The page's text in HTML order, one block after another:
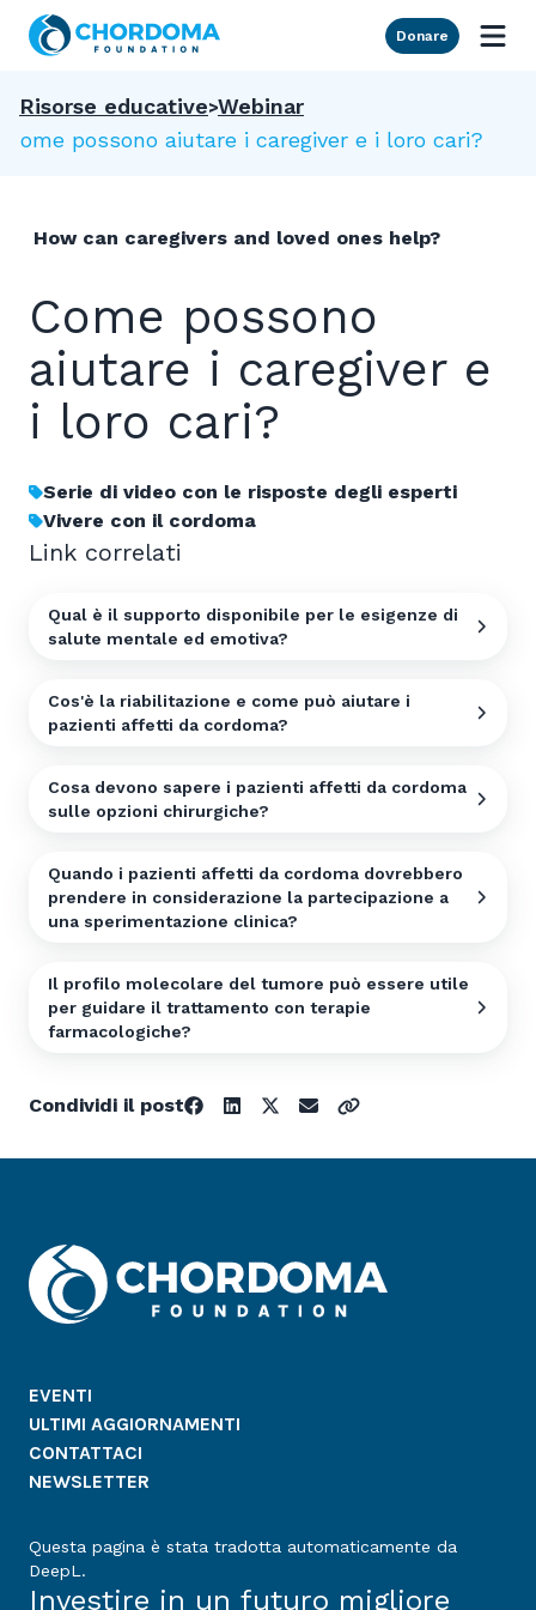
Skip to Main Content
Donare
Risorse educative Webinar
Come possono aiutare i caregiver e i loro cari?
How can caregivers and loved ones help?
Come possono
aiutare i caregiver e
i loro cari?
Serie di video con le risposte degli esperti
Vivere con il cordoma
Link correlati
Qual è il supporto disponibile per le esigenze di
salute mentale ed emotiva?
Cos'è la riabilitazione e come può aiutare i
pazienti affetti da cordoma?
Cosa devono sapere i pazienti affetti da cordoma
sulle opzioni chirurgiche?
Quando i pazienti affetti da cordoma dovrebbero
prendere in considerazione la partecipazione a
una sperimentazione clinica?
Il profilo molecolare del tumore può essere utile
per guidare il trattamento con terapie
farmacologiche?
Condividi il post
EVENTI
ULTIMI AGGIORNAMENTI
CONTATTACI
NEWSLETTER
Questa pagina è stata tradotta automaticamente da
DeepL.
Investire in un futuro migliore